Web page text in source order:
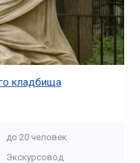
кладбища
до 20 человек
Экскурсовод